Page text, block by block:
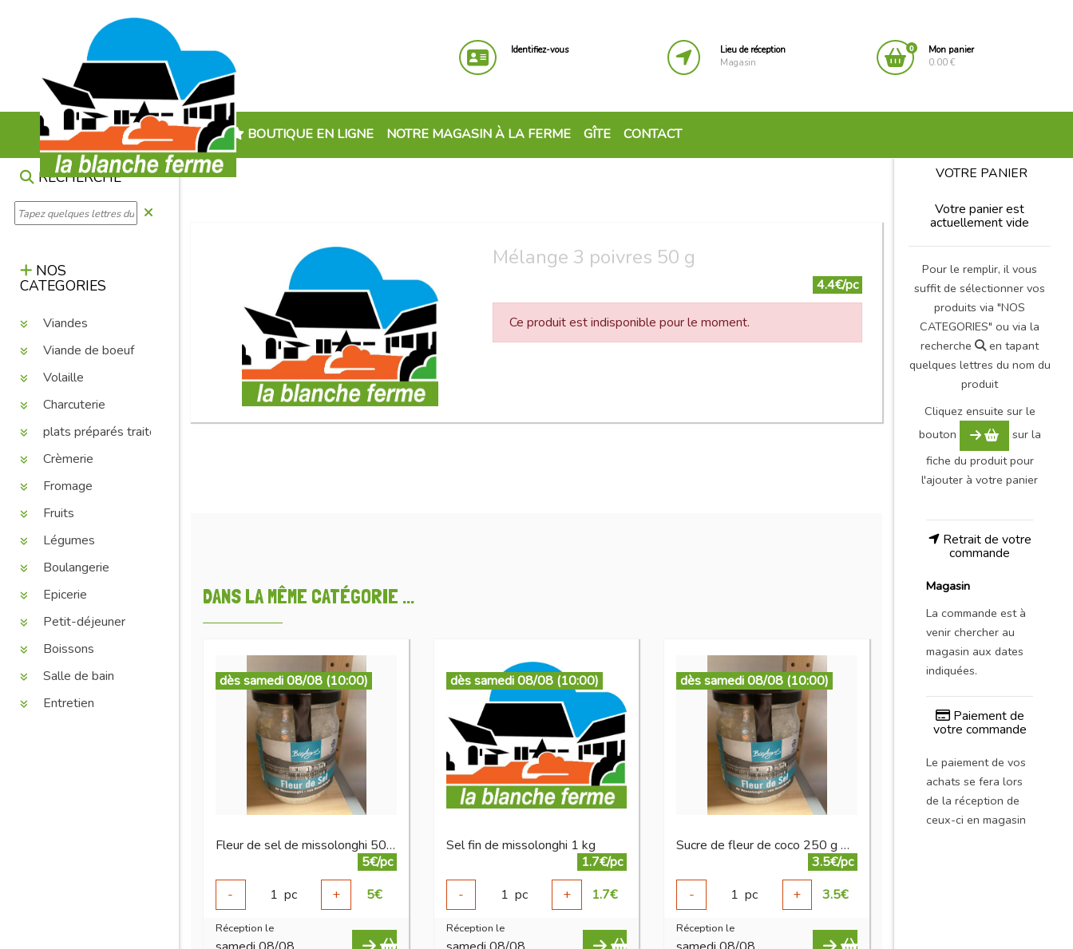
Identifiez-vous
Lieu de réception
Magasin
0
Mon panier
0.00 €
BOUTIQUE EN LIGNE NOTRE MAGASIN À LA FERME GÎTE CONTACT
RECHERCHE
NOS
CATEGORIES
Viandes
Viande de boeuf
Volaille
Charcuterie
plats préparés traiteur
Crèmerie
Fromage
Fruits
Légumes
Boulangerie
Epicerie
Petit-déjeuner
Boissons
Salle de bain
Entretien
Mélange 3 poivres 50 g
4.4€/pc
Ce produit est indisponible pour le moment.
DANS LA MÊME CATÉGORIE ...
dès samedi 08/08 (10:00)
Fleur de sel de missolonghi 500 g
5€/pc
-
1 pc + 5€
Réception le
dès samedi 08/08 (10:00)
Sel fin de missolonghi 1 kg
1.7€/pc
-
1 pc + 1.7€
Réception le
dès samedi 08/08 (10:00)
Sucre de fleur de coco 250 g BIO
3.5€/pc
-
1 pc + 3.5€
Réception le
VOTRE PANIER
Votre panier est
actuellement vide
Pour le remplir, il vous
suffit de sélectionner vos
produits via "NOS
CATEGORIES" ou via la
recherche
en tapant
quelques lettres du nom du
produit
Cliquez ensuite sur le
bouton
sur la
fiche du produit pour
l'ajouter à votre panier
Retrait de votre
commande
Magasin
La commande est à
venir chercher au
magasin aux dates
indiquées.
Paiement de
votre commande
Le paiement de vos
achats se fera lors
de la réception de
ceux-ci en magasin